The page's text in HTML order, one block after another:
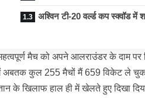
अश्विन टी-20 वर्ल्ड कप स्क्वॉड में
मैच को अपने आलराउंडर के दाम पर
मैं अबतक कुल 255 मैचों मैं 659 विकेट ले
के खिलाफ हाल ही में खेलते हुए दिखा